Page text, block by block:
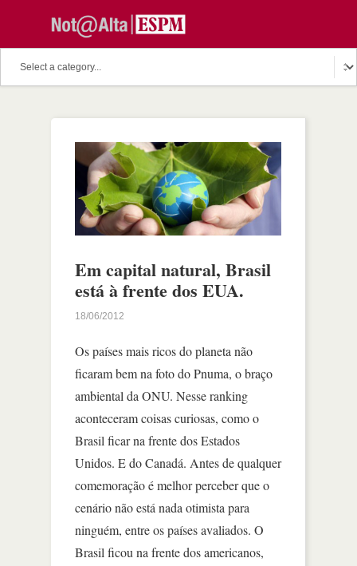
Em capital natural, Brasil
está à frente dos EUA.
18/06/2012
Os países mais ricos do planeta não
ficaram bem na foto do Pnuma, o braço
ambiental da ONU. Nesse ranking
aconteceram coisas curiosas, como o
Brasil ficar na frente dos Estados
Unidos. E do Canadá. Antes de qualquer
comemoração é melhor perceber que o
cenário não está nada otimista para
ninguém, entre os países avaliados. O
Brasil ficou na frente dos americanos,